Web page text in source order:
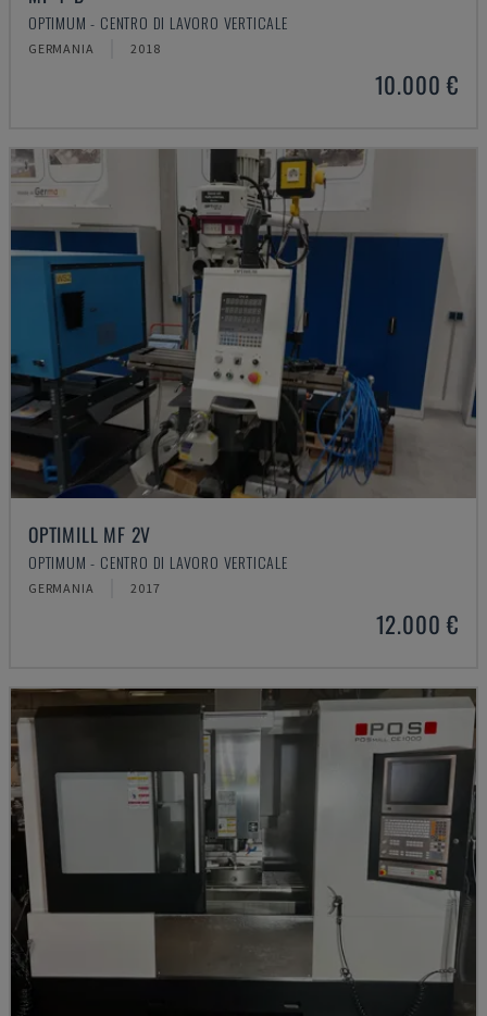
OPTIMUM - CENTRO DI LAVORO VERTICALE
GERMANIA 2018
10.000 €
OPTIMILL MF 2V
OPTIMUM - CENTRO DI LAVORO VERTICALE
GERMANIA 2017
12.000 €